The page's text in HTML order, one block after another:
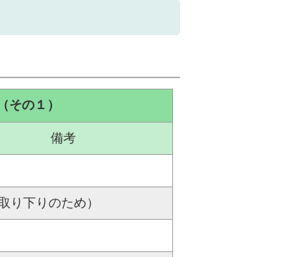
の１）
備考
り下りのため）